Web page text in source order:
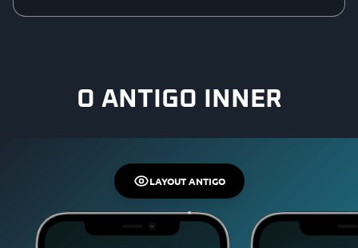
O ANTIGO INNER
LAYOUT ANTIGO